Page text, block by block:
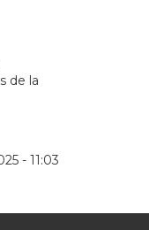
de la
- 11:03